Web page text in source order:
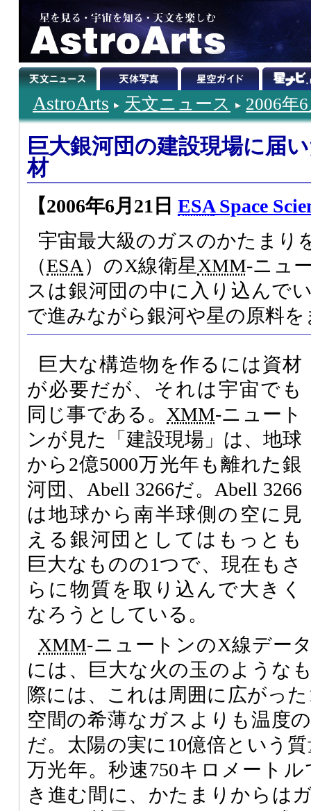
AstroArts 天文ニュース 2006年
巨大銀河団の建設現場に届
材
【2006年6月21日 ESASpace
宇宙最大級のガスのかたまり
（ESA ）のX線衛星XMM-ニュ
スは銀河団の中に入り込んで
で進みながら銀河や星の原料
巨大な構造物を作るには資材
が必要だが、それは宇宙でも
同じ事である。 XMM-ニュート
ンが見た「建設現場」は、地球
から2億5000万光年も離れた銀
河団、Abell 3266だ。Abell 3266
は地球から南半球側の空に見
える銀河団としてはもっとも
巨大なものの1つで、現在もさ
らに物質を取り込んで大きく
なろうとしている。
XMM-ニュートンのX線デー
には、巨大な火の玉のような
際には、これは周囲に広がっ
空間の希薄なガスよりも温度
だ。太陽の実に10億倍という
万光年。秒速750キロメートル
き進む間に、かたまりからは